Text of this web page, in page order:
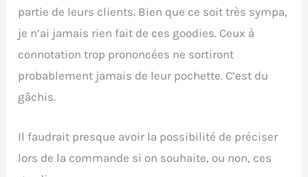
partie de leurs clients. Bien que ce soit très sympa,
je n’ai jamais rien fait de ces goodies. Ceux à
connotation trop prononcées ne sortiront
probablement jamais de leur pochette. C’est du
gâchis.
Il faudrait presque avoir la possibilité de préciser
lors de la commande si on souhaite, ou non, ces